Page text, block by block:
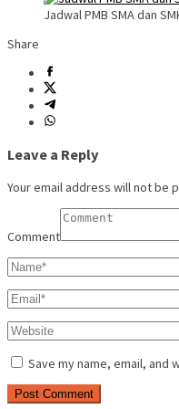
Jadwal PMB SMA dan
Share
Leave a Reply
Your email address will not be
Comment
Save my name, email, and